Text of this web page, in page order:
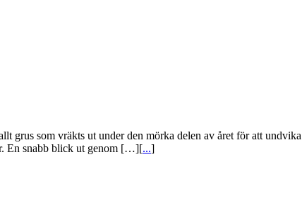
grus som vräkts ut under den mörka delen av året för att
En snabb blick ut genom […][...]